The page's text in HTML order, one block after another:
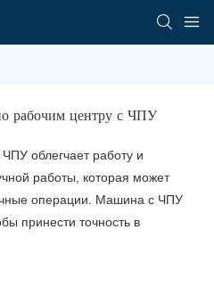
рабочим центру с ЧПУ
облегчает работу и
работы, которая может
операции. Машина с ЧПУ
принести точность в